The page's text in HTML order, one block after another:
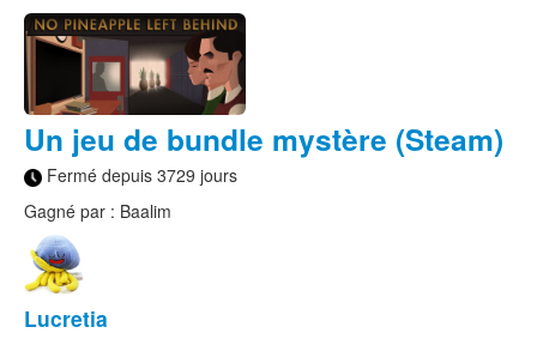
Un jeu de bundle mystère (Steam)
Fermé depuis 3729 jours
Gagné par : Baalim
Lucretia